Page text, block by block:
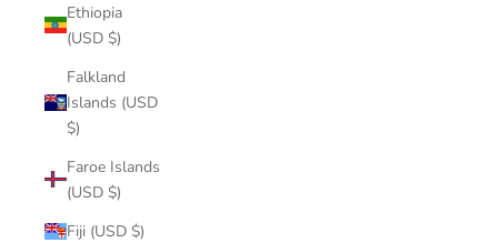
Ethiopia
(USD $)
Falkland
Islands (USD
$)
Faroe Islands
(USD $)
Fiji (USD $)